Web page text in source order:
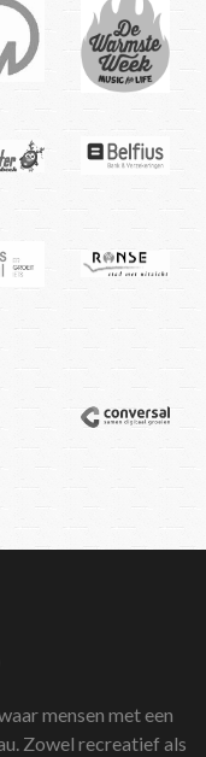
mensen met een
Zowel recreatief als